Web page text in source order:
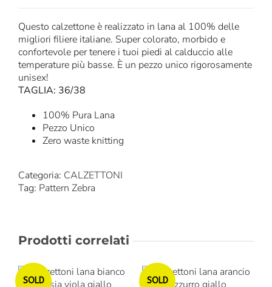
Questo calzettone è realizzato in lana al 100% delle
migliori filiere italiane. Super colorato, morbido e
confortevole per tenere i tuoi piedi al calduccio alle
temperature più basse. È un pezzo unico rigorosamente
unisex!
TAGLIA: 36/38
100% Pura Lana
Pezzo Unico
Zero waste knitting
Categoria: CALZETTONI
Tag: Pattern Zebra
Prodotti correlati
Esaurito
SOLD
Esaurito
SOLD